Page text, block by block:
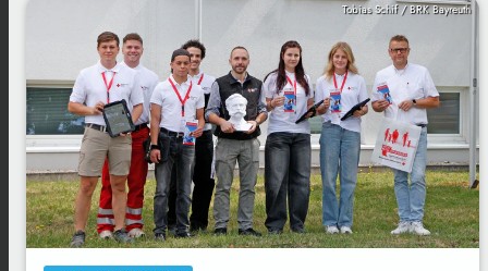
Tobias Schif / BRK Bayreuth